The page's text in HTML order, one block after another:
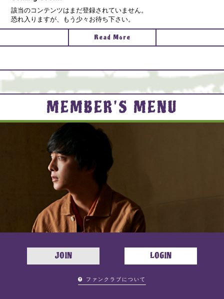
該当のコンテンツはまだ登録されていません。
恐れ入りますが、もう少々お待ち下さい。
Read More
MEMBER'S MENU
JOIN LOGIN
ファンクラブについて